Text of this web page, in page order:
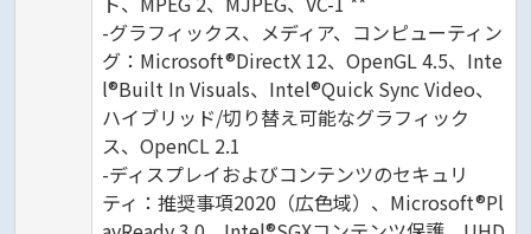
-グラフィックス、メディア、コンピューティン
グ：Microsoft®DirectX 12、OpenGL 4.5、Inte
l®Built In Visuals、Intel®Quick Sync Video、
ハイブリッド/切り替え可能なグラフィック
ス、OpenCL 2.1
-ディスプレイおよびコンテンツのセキュリ
ティ：推奨事項2020（広色域）、Microsoft®Pl